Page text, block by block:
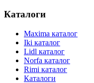
Каталоги
Maxima каталог
Iki каталог
Lidl каталог
Norfa каталог
Rimi каталог
Каталоги